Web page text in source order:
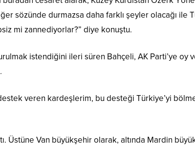
sözünde durmazsa daha farklı şeyler olacağı
mi zannediyorlar?” diye konuştu.
istendiğini ileri süren Bahçeli, AK Parti’ye oy
destek veren kardeşlerim, bu desteği Türkiye’yi
Üstüne Van büyükşehir olarak, altında Mardin